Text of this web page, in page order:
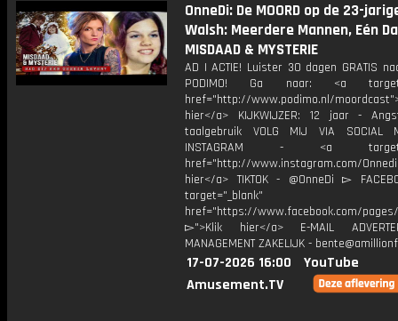
OnneDi: De MOORD op de 23-
Walsh: Meerdere Mannen, Eén
MISDAAD & MYSTERIE
AD | ACTIE! Luister 30 dagen GRATIS
PODIMO! Ga naar: <a
href="http://www.podimo.nl/
hier</a> KIJKWIJZER: 12 jaar -
taalgebruik VOLG MIJ VIA SOCIAL
INSTAGRAM - <a
href="http://www.instagram.com/
hier</a> TIKTOK - @OnneDi ▻
target="_blank"
href="https://www.facebook.com/pages/
▻">Klik hier</a> E-MAIL
MANAGEMENT ZAKELIJK -
17-07-2026 16:00
YouTube
Amusement.TV